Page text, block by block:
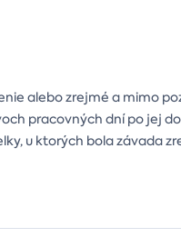
alebo zrejmé a mimo
pracovných dní po jej
u ktorých bola závada